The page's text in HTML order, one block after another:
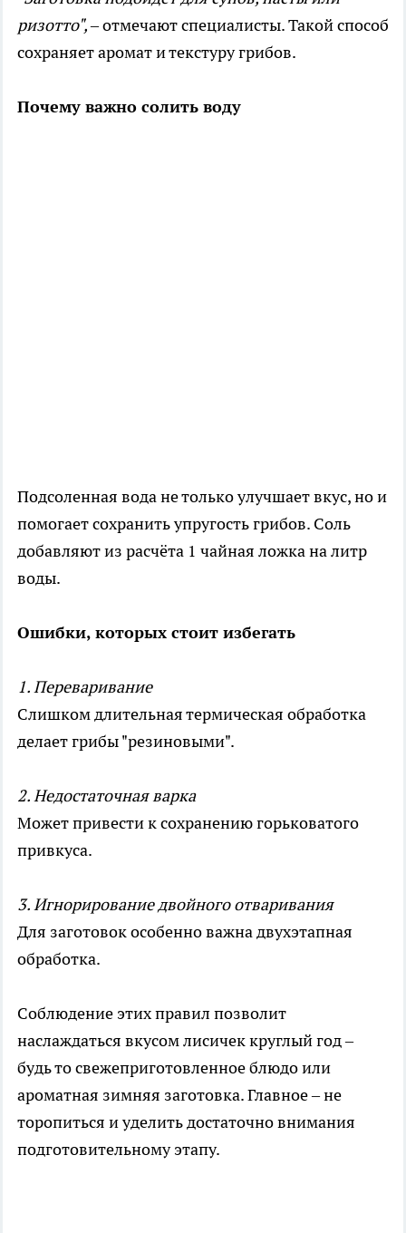
ризотто",– отмечают специалисты. Такой способ
сохраняет аромат и текстуру грибов.
Почему важно солить воду
Подсоленная вода не только улучшает вкус, но и
помогает сохранить упругость грибов. Соль
добавляют из расчёта 1 чайная ложка на литр
воды.
Ошибки, которых стоит избегать
1. Переваривание
Слишком длительная термическая обработка
делает грибы "резиновыми".
2. Недостаточная варка
Может привести к сохранению горьковатого
привкуса.
3. Игнорирование двойного отваривания
Для заготовок особенно важна двухэтапная
обработка.
Соблюдение этих правил позволит
наслаждаться вкусом лисичек круглый год –
будь то свежеприготовленное блюдо или
ароматная зимняя заготовка. Главное – не
торопиться и уделить достаточно внимания
подготовительному этапу.